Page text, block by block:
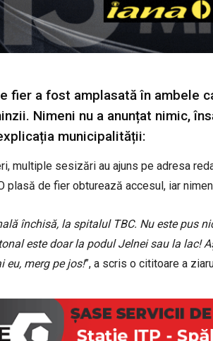
fier a fost amplasată în ambele
Nimeni nu a anunțat nimic,
municipalității:
multiple sesizări au ajuns pe adresa
plasă de fier obturează accesul, iar
închisă, la spitalul TBC. Nu este pus
este doar la podul Jelnei sau la lac!
eu, merg pe jos!”, a scris o cititoare a